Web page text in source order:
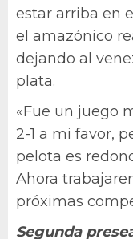
estar arriba en
el amazónico
dejando al
plata.
«Fue un juego
2-1 a mi favor,
pelota es
Ahora
próximas
Segunda